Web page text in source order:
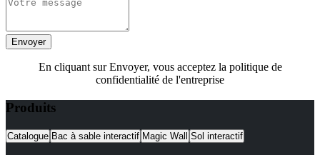
Envoyer
En cliquant sur Envoyer, vous acceptez la politique de
confidentialité de l'entreprise
Produits
Catalogue Bac à sable interactif Magic Wall Sol interactif